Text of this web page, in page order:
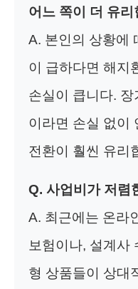
어느 쪽이 더 유리
A. 본인의 상황에
이 급하다면 해지
손실이 큽니다.
이라면 손실 없이
전환이 훨씬 유리
Q. 사업비가 저렴
A. 최근에는 온라
보험이나, 설계사
형 상품들이 상대